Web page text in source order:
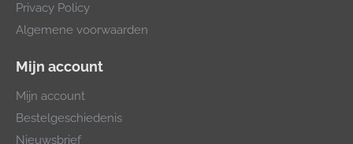
Privacy Policy
Algemene voorwaarden
Mijn account
Mijn account
Bestelgeschiedenis
Nieuwsbrief